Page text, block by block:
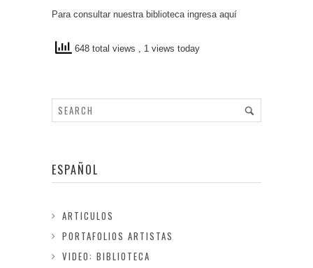
Para consultar nuestra biblioteca ingresa aquí
648 total views , 1 views today
ESPAÑOL
ARTICULOS
PORTAFOLIOS ARTISTAS
VIDEO: BIBLIOTECA